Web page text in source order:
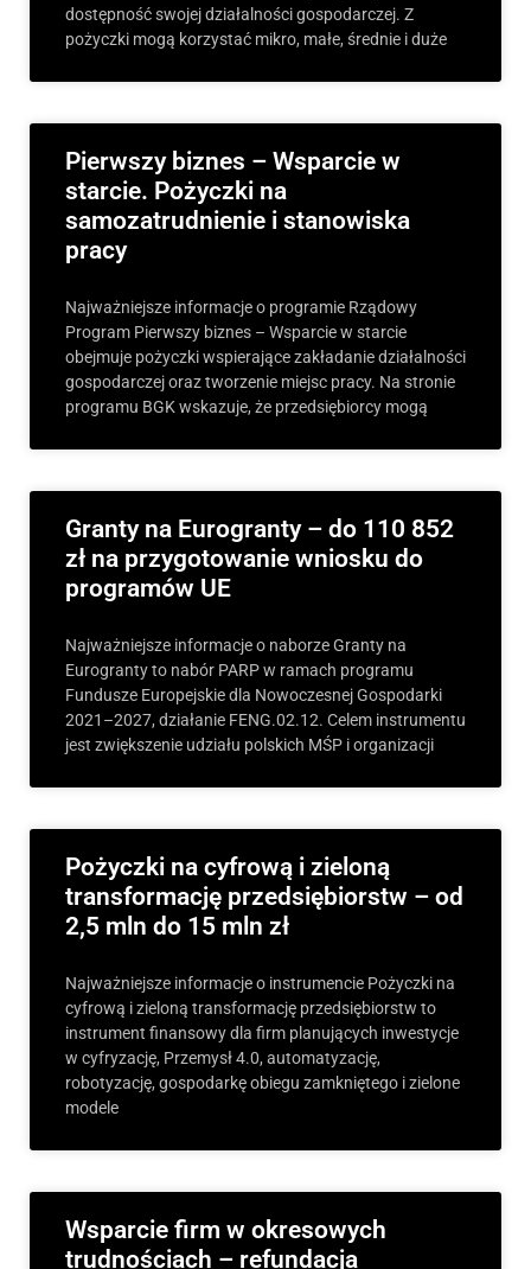
dostępność swojej działalności gospodarczej. Z
pożyczki mogą korzystać mikro, małe, średnie i duże
Pierwszy biznes – Wsparcie w
starcie. Pożyczki na
samozatrudnienie i stanowiska
pracy
Najważniejsze informacje o programie Rządowy
Program Pierwszy biznes – Wsparcie w starcie
obejmuje pożyczki wspierające zakładanie działalności
gospodarczej oraz tworzenie miejsc pracy. Na stronie
programu BGK wskazuje, że przedsiębiorcy mogą
Granty na Eurogranty – do 110 852
zł na przygotowanie wniosku do
programów UE
Najważniejsze informacje o naborze Granty na
Eurogranty to nabór PARP w ramach programu
Fundusze Europejskie dla Nowoczesnej Gospodarki
2021–2027, działanie FENG.02.12. Celem instrumentu
jest zwiększenie udziału polskich MŚP i organizacji
Pożyczki na cyfrową i zieloną
transformację przedsiębiorstw – od
2,5 mln do 15 mln zł
Najważniejsze informacje o instrumencie Pożyczki na
cyfrową i zieloną transformację przedsiębiorstw to
instrument finansowy dla firm planujących inwestycje
w cyfryzację, Przemysł 4.0, automatyzację,
robotyzację, gospodarkę obiegu zamkniętego i zielone
modele
Wsparcie firm w okresowych
trudnościach – refundacja